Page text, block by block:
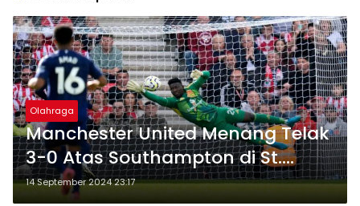
Olahraga
Manchester United Menang Telak
3-0 Atas Southampton di St.
Mary’s Stadium
14 September 2024 23:17